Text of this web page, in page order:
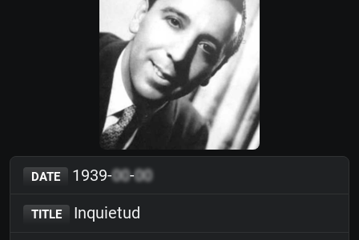
DATE 1939-00-00
TITLE Inquietud